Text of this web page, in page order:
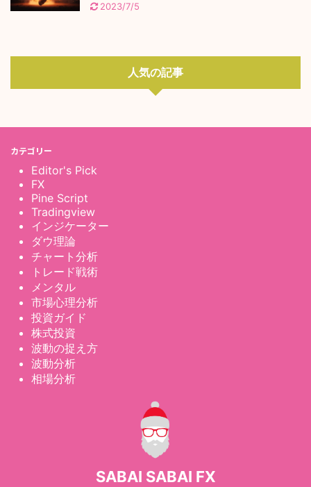
2023/7/5
人気の記事
カテゴリー
Editor's Pick
FX
Pine Script
Tradingview
インジケーター
ダウ理論
チャート分析
トレード戦術
メンタル
市場心理分析
投資ガイド
株式投資
波動の捉え方
波動分析
相場分析
SABAI SABAI FX